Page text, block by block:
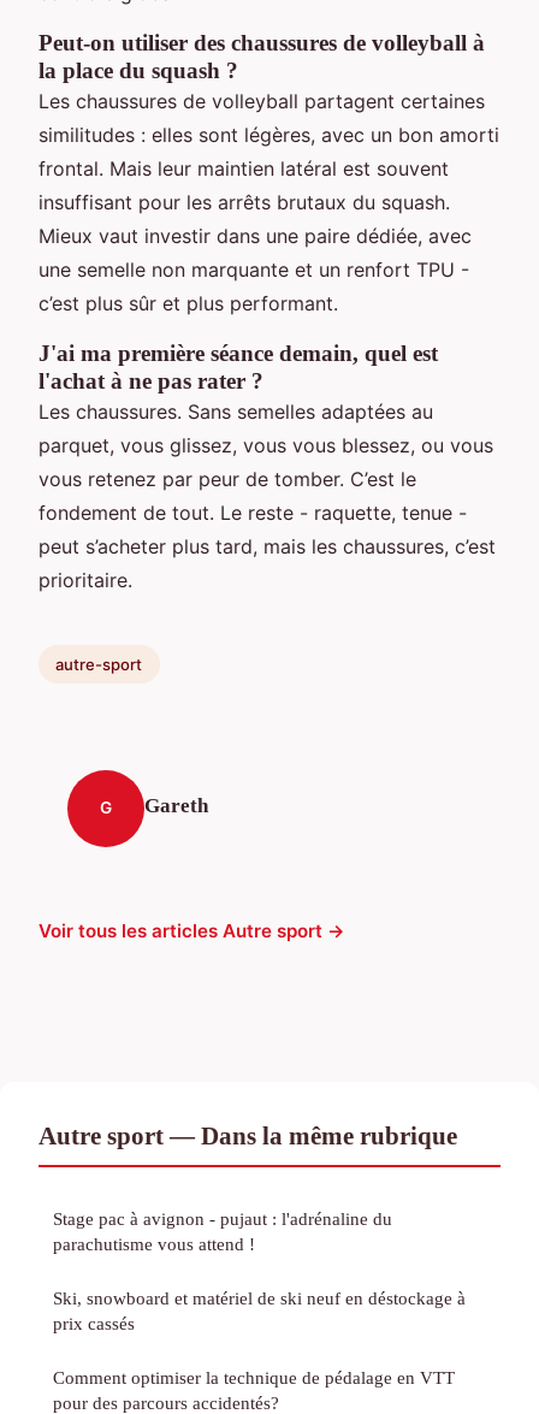
Peut-on utiliser des chaussures de volleyball à
la place du squash ?
Les chaussures de volleyball partagent certaines
similitudes : elles sont légères, avec un bon amorti
frontal. Mais leur maintien latéral est souvent
insuffisant pour les arrêts brutaux du squash.
Mieux vaut investir dans une paire dédiée, avec
une semelle non marquante et un renfort TPU -
c’est plus sûr et plus performant.
J'ai ma première séance demain, quel est
l'achat à ne pas rater ?
Les chaussures. Sans semelles adaptées au
parquet, vous glissez, vous vous blessez, ou vous
vous retenez par peur de tomber. C’est le
fondement de tout. Le reste - raquette, tenue -
peut s’acheter plus tard, mais les chaussures, c’est
prioritaire.
autre-sport
G Gareth
Voir tous les articles Autre sport →
Autre sport — Dans la même rubrique
Stage pac à avignon - pujaut : l'adrénaline du
parachutisme vous attend !
Ski, snowboard et matériel de ski neuf en déstockage à
prix cassés
Comment optimiser la technique de pédalage en VTT
pour des parcours accidentés?